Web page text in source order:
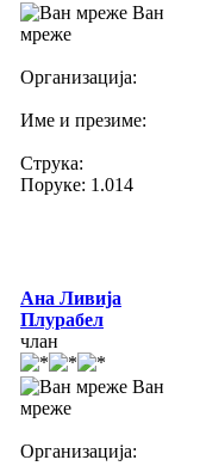
Ван
мреже
Организација:
Име и презиме:
Струка:
Поруке: 1.014
Ана Ливија
Плурабел
члан
Ван
мреже
Организација: